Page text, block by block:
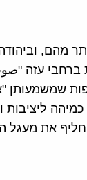
מהם, וביהודה
ברחבי עזה
שמשמעותן
את מעגל